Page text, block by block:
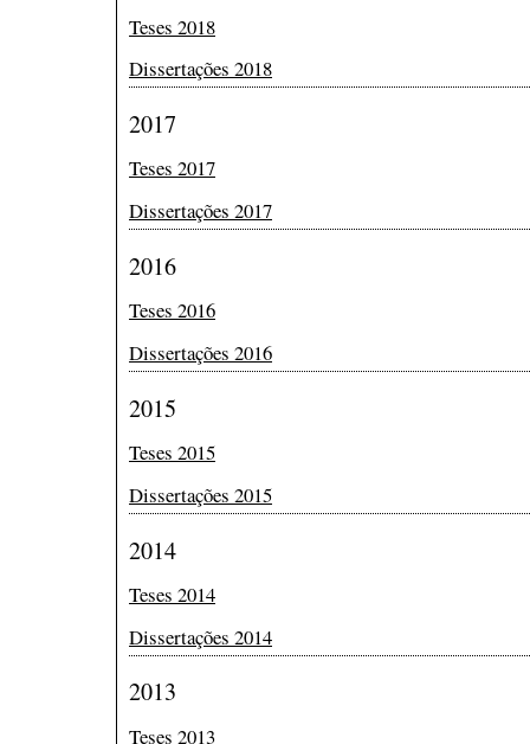
Teses 2018
Dissertações 2018
2017
Teses 2017
Dissertações 2017
2016
Teses 2016
Dissertações 2016
2015
Teses 2015
Dissertações 2015
2014
Teses 2014
Dissertações 2014
2013
Teses 2013